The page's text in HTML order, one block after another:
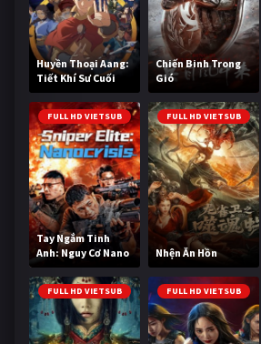
Huyền Thoại Aang:
Tiết Khí Sư Cuối
Cùng
Chiến Binh Trong
Gió
FULL HD VIETSUB
Tay Ngắm Tinh
Anh: Nguy Cơ Nano
FULL HD VIETSUB
Nhện Ăn Hồn
FULL HD VIETSUB FULL HD VIETSUB